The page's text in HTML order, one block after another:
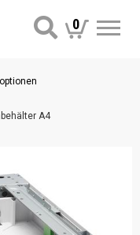
0
A4